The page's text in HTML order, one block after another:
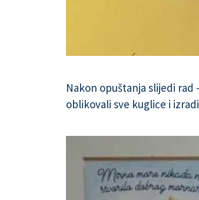
Nakon opuštanja slijedi
oblikovali sve kuglice i